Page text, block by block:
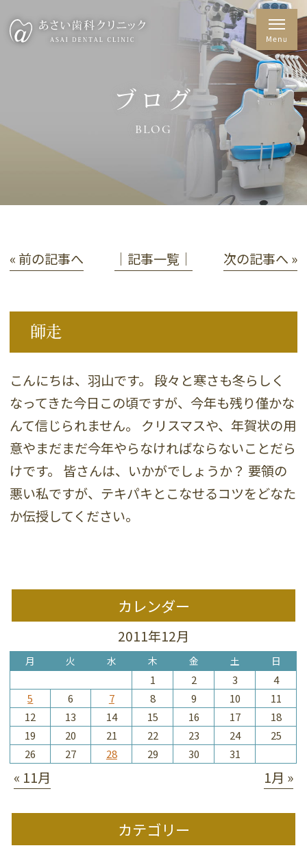
ブログ
BLOG
« 前の記事へ │記事一覧│ 次の記事へ »
師走
こんにちは、羽山です。 段々と寒さも冬らしく
なってきた今日この頃ですが、今年も残り僅かな
んて信じられません。 クリスマスや、年賀状の用
意やまだまだ今年やらなければならないことだら
けです。 皆さんは、いかがでしょうか？ 要領の
悪い私ですが、テキパキとこなせるコツをどなた
か伝授してください。
カレンダー
2011年12月
月 火 水 木 金 土 日
1 2 3
4
5
6 7 8 9 10
11
12
13 14 15 16 17
18
19
20 21 22 23 24
25
26
27 28 29 30 31
« 11月 1月 »
カテゴリー